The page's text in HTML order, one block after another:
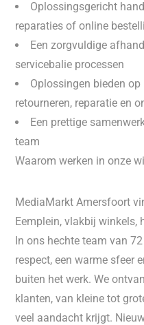
Oplossingsgericht
reparaties of online
Een zorgvuldige
servicebalie processen
Oplossingen bieden
retourneren, reparatie en
Een prettige
team
Waarom werken in onze
MediaMarkt Amersfoort
Eemplein, vlakbij winkels,
In ons hechte team van
respect, een warme sfeer
buiten het werk. We
klanten, van kleine tot
veel aandacht krijgt.